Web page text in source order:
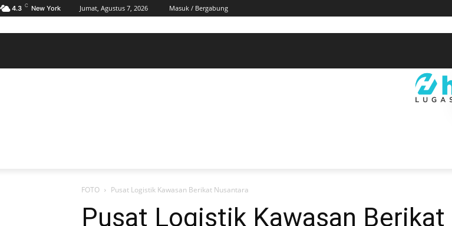
4.3 C New York Jumat, Agustus 7, 2026
Masuk / Bergabung
FOTO Pusat Logistik Kawasan Berikat Nusantara
Pusat Logistik Kawasan Berikat